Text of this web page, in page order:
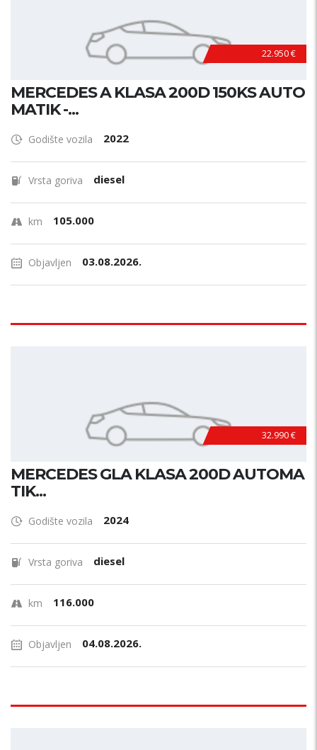
22.950 €
MERCEDES A KLASA 200D 150KS AUTO
MATIK -...
Godište vozila 2022
Vrsta goriva diesel
km 105.000
Objavljen 03.08.2026.
32.990 €
MERCEDES GLA KLASA 200D AUTOMA
TIK...
Godište vozila 2024
Vrsta goriva diesel
km 116.000
Objavljen 04.08.2026.